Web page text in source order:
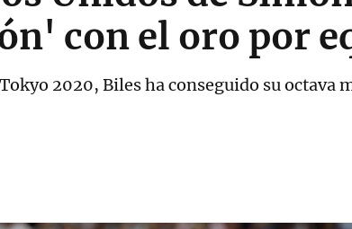
con el oro por
2020, Biles ha conseguido su octava